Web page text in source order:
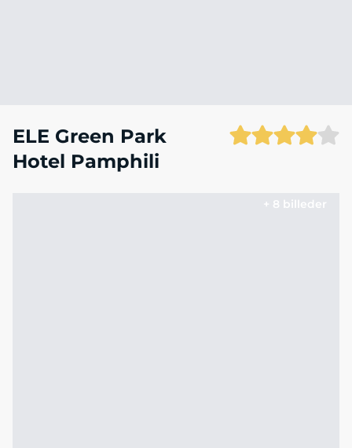
ELE Green Park
Hotel Pamphili
+ 8 billeder